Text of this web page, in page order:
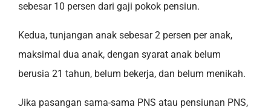
sebesar 10 persen dari gaji pokok pensiun.
Kedua, tunjangan anak sebesar 2 persen per anak,
maksimal dua anak, dengan syarat anak belum
berusia 21 tahun, belum bekerja, dan belum menikah.
Jika pasangan sama-sama PNS atau pensiunan PNS,